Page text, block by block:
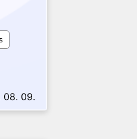
08. 09.